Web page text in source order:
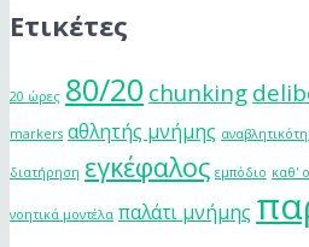
Ετικέτες
20 ώρες 80/20 chunking
markers αθλητής μνήμης
διατήρηση εγκέφαλος εμπόδιο καθ'
νοητικά μοντέλα παλάτι μνήμης